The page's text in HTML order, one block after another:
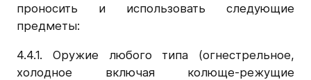
проносить и использовать следующие
предметы:
4.4.1. Оружие любого типа (огнестрельное,
холодное включая колюще-режущие